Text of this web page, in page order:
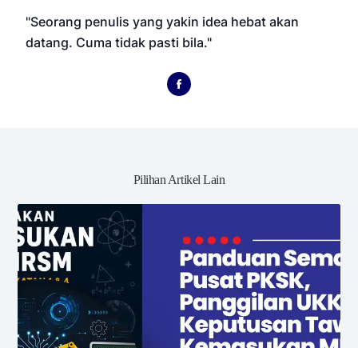
"Seorang penulis yang yakin idea hebat akan
datang. Cuma tidak pasti bila."
Pilihan Artikel Lain